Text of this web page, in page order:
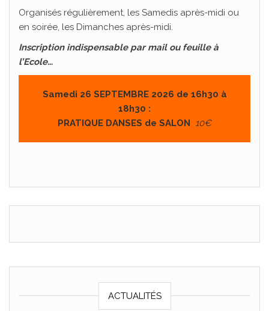
Organisés régulièrement, les Samedis après-midi ou
en soirée, les Dimanches après-midi.
Inscription indispensable par mail ou feuille à
l’Ecole…
Samedi 26 SEPTEMBRE 2026 de 16h30 à
18h30 :
PRATIQUE DANSES de SALON 10€
ACTUALITÉS